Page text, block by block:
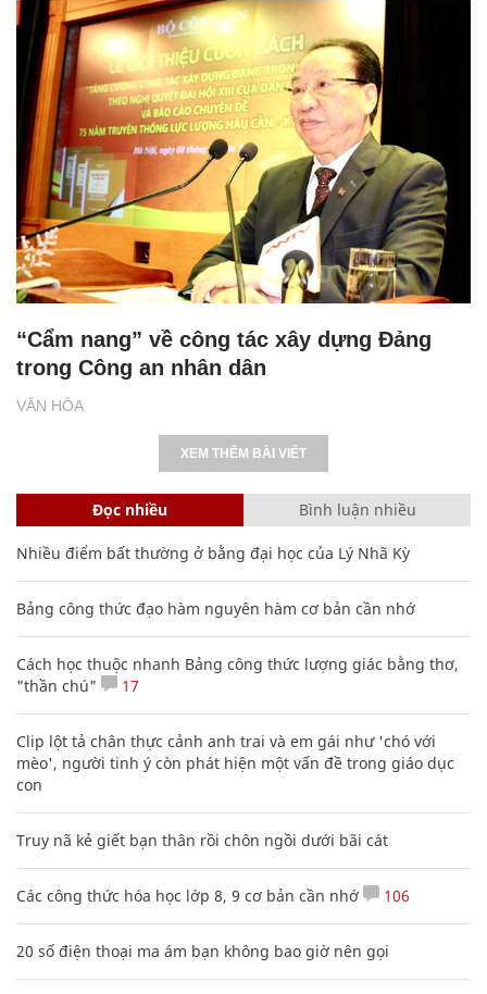
VĂN HÓA
“Cẩm nang” về công tác xây dựng Đảng
trong Công an nhân dân
XEM THÊM BÀI VIẾT
Đọc nhiều Bình luận nhiều
Nhiều điểm bất thường ở bằng đại học của Lý Nhã Kỳ
Bảng công thức đạo hàm nguyên hàm cơ bản cần nhớ
Cách học thuộc nhanh Bảng công thức lượng giác bằng thơ,
"thần chú"
17
Clip lột tả chân thực cảnh anh trai và em gái như 'chó với
mèo', người tinh ý còn phát hiện một vấn đề trong giáo dục
con
Truy nã kẻ giết bạn thân rồi chôn ngồi dưới bãi cát
Các công thức hóa học lớp 8, 9 cơ bản cần nhớ 106
20 số điện thoại ma ám bạn không bao giờ nên gọi